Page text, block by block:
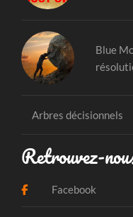
Blue
Arbres décisionnels
Retrouvez-
Facebook